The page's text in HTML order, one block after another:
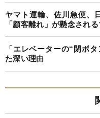
ヤマト運輸、佐川急便、
「顧客離れ」が懸念され
「エレベーターの“閉ボ
た深い理由